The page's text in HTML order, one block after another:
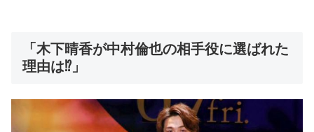
「木下晴香が中村倫也の相手役に選ばれた
理由は⁉︎」